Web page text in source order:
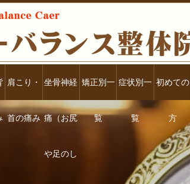
肩こり・
首の痛み
坐骨神経
痛（お尻
や足のし
矯正別一
覧
症状別一
覧
初めての
方